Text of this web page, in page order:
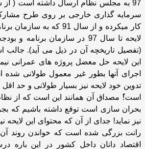
97 به مجلس نظام ارسال داشته است ( از سال 87 تا 91
سرمایه گذاری خارجی بر روی طرح
کار میکرده و از سال 91 که
لایحه تا سال 97 در سازمان
(تفصیل تاریخچه آن در ذیل می آید).
این لایحه حل معضل پروژه های عمرانی
اجرای آنها بطور غیر معمول طولانی
است!ً مصداق آن همانند این است که از
بحران سازی است توقع داشته باشیم که
نیز نماید! جدای از آن که محتوای این
رانت بزرگی شده است که خواندن روند آن
اقتصاد دانان داخل کشور در این باره